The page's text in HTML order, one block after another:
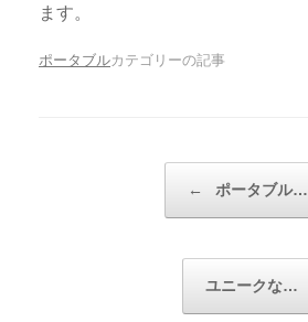
ます。
ポータブルカテゴリーの記事
投稿ナビゲーション← ポータブル…
ユニークな…